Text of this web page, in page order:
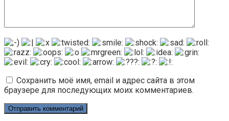
Сохранить моё имя, email и адрес сайта в этом
браузере для последующих моих комментариев.